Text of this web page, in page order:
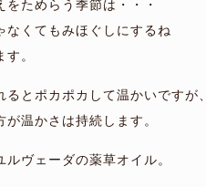
ためらう季節は・・・
なくてもみほぐしにするね
。
るとポカポカして温かいですが
温かさは持続します。
ヴェーダの薬草オイル。